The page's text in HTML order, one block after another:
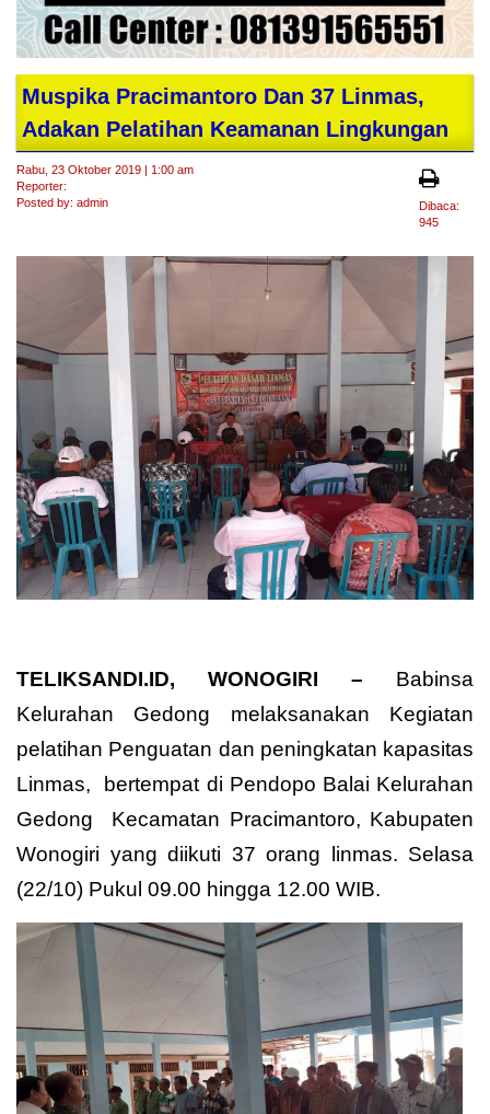
Muspika Pracimantoro Dan 37 Linmas,
Adakan Pelatihan Keamanan Lingkungan
Rabu, 23 Oktober 2019 | 1:00 am
Reporter:
Posted by: admin
Dibaca:
945
TELIKSANDI.ID, WONOGIRI – Babinsa
Kelurahan Gedong melaksanakan Kegiatan
pelatihan Penguatan dan peningkatan kapasitas
Linmas, bertempat di Pendopo Balai Kelurahan
Gedong Kecamatan Pracimantoro, Kabupaten
Wonogiri yang diikuti 37 orang linmas. Selasa
(22/10) Pukul 09.00 hingga 12.00 WIB.